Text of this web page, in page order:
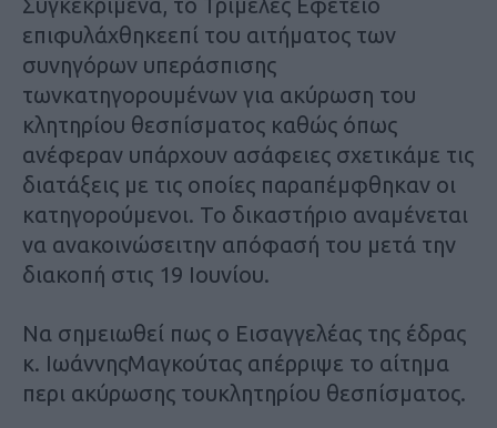
επιφυλάχθηκεεπί του αιτήματος των
συνηγόρων υπεράσπισης
τωνκατηγορουμένων για ακύρωση του
κλητηρίου θεσπίσματος καθώς όπως
ανέφεραν υπάρχουν ασάφειες σχετικάμε τις
διατάξεις με τις οποίες παραπέμφθηκαν οι
κατηγορούμενοι. Το δικαστήριο αναμένεται
να ανακοινώσειτην απόφασή του μετά την
διακοπή στις 19 Ιουνίου.
Να σημειωθεί πως ο Εισαγγελέας της έδρας
κ. ΙωάννηςΜαγκούτας απέρριψε το αίτημα
περι ακύρωσης τουκλητηρίου θεσπίσματος.